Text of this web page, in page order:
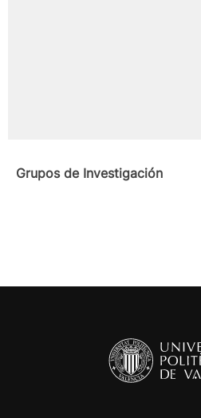
Grupos de Investigación